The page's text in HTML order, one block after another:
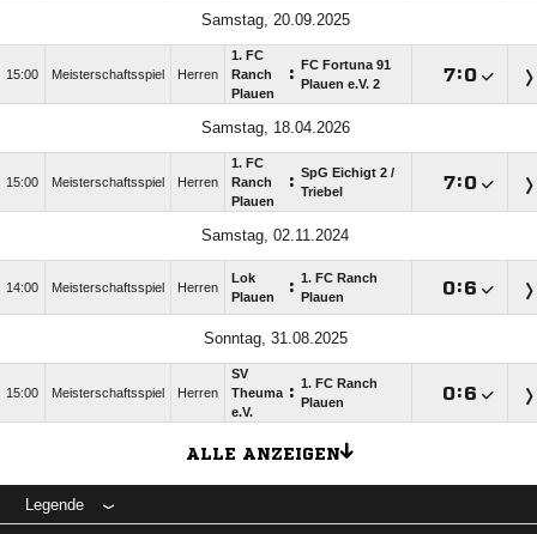
Samstag, 20.09.2025
15:00 Meisterschaftsspiel Herren
1. FC
Ranch
Plauen
:
FC Fortuna 91
Plauen e.V. 2
:
Samstag, 18.04.2026
15:00 Meisterschaftsspiel Herren
1. FC
Ranch
Plauen
: SpG Eichigt 2 /​
Triebel
:
Samstag, 02.11.2024
14:00 Meisterschaftsspiel Herren
Lok
Plauen
: 1. FC Ranch
Plauen
:
Sonntag, 31.08.2025
15:00 Meisterschaftsspiel Herren
SV
Theuma
e.V.
: 1. FC Ranch
Plauen
:
ALLE ANZEIGEN
Legende